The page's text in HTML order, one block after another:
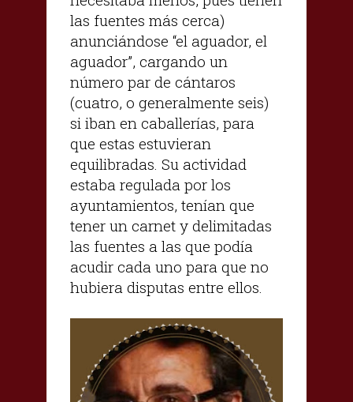
las fuentes más cerca)
anunciándose “el aguador, el
aguador”, cargando un
número par de cántaros
(cuatro, o generalmente seis)
si iban en caballerías, para
que estas estuvieran
equilibradas. Su actividad
estaba regulada por los
ayuntamientos, tenían que
tener un carnet y delimitadas
las fuentes a las que podía
acudir cada uno para que no
hubiera disputas entre ellos.